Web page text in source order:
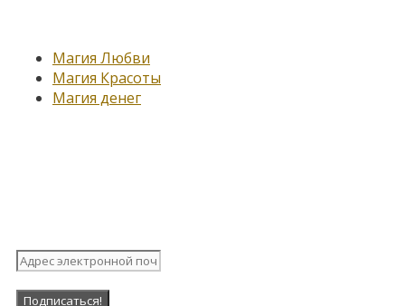
Магия Любви
Магия Красоты
Магия денег